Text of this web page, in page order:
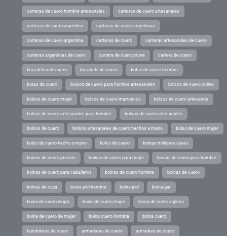
carteras de cuero hombre artesanales carteras de cuero artesanales
carteras de cuero argentino carteras de cuero argentinas
carteras de cuero argentina carteras de cuero carteras artesanales de cuero
carteras argentinas de cuero cartera de cuero prune cartera de cuero
brazaletes de cuero brazalete de cuero botas de cuero hombre
botas de cuero bolsos de cuero para hombre artesanales bolsos de cuero online
bolsos de cuero mujer bolsos de cuero marruecos bolsos de cuero artesanos
bolsos de cuero artesanales para hombre bolsos de cuero artesanales
bolsos de cuero bolsos artesanales de cuero hechos a mano bolso de cuero mujer
bolso de cuero hecho a mano bolso de cuero boinas militares cuero
boinas de cuero precios boinas de cuero para mujer boinas de cuero para hombre
boinas de cuero para caballeros boinas de cuero hombre boinas de cuero
boinas de caza boina piel hombre boina piel boina gar
boina de cuero negra boina de cuero mujer boina de cuero inglesa
boina de cuero de mujer boina cuero hombre boina cuero
bandoleras de cuero armaduras de cuero armadura de cuero